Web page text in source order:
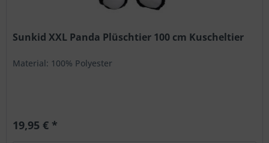
Sunkid XXL Panda Plüschtier 100 cm Kuscheltier
Material: 100% Polyester
19,95 € *